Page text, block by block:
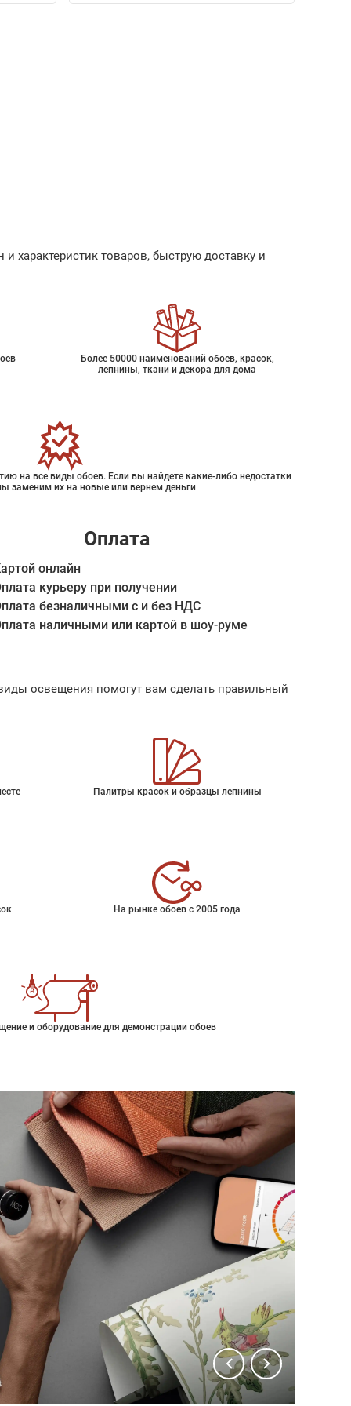
характеристик товаров, быструю доставку и
Более 50000 наименований обоев, красок,
лепнины, ткани и декора для дома
на все виды обоев. Если вы найдете какие-либо недостатки
заменим их на новые или вернем деньги
Оплата
онлайн
курьеру при получении
безналичными с и без НДС
наличными или картой в шоу-руме
освещения помогут вам сделать правильный
Палитры красок и образцы лепнины
На рынке обоев с 2005 года
и оборудование для демонстрации обоев